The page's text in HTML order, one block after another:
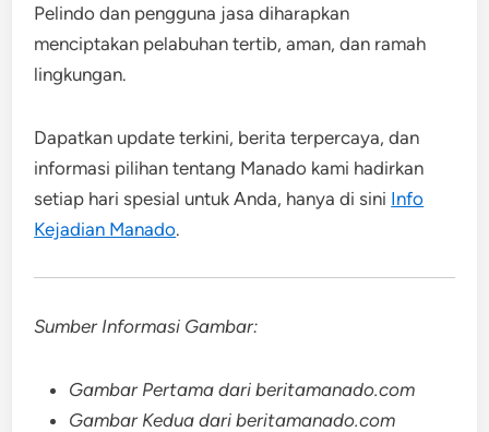
Pelindo dan pengguna jasa diharapkan
menciptakan pelabuhan tertib, aman, dan ramah
lingkungan.
Dapatkan update terkini, berita terpercaya, dan
informasi pilihan tentang Manado kami hadirkan
setiap hari spesial untuk Anda, hanya di sini Info
Kejadian Manado.
Sumber Informasi Gambar:
Gambar Pertama dari beritamanado.com
Gambar Kedua dari beritamanado.com